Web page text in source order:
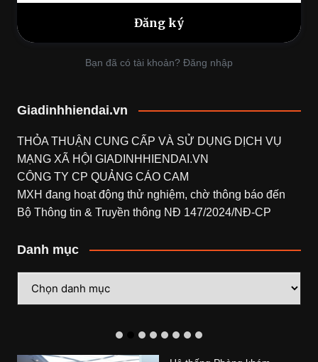
Bạn đã có tài khoản? Đăng nhập
Giadinhhiendai.vn
THỎA THUẬN CUNG CẤP VÀ SỬ DỤNG DỊCH VỤ
MẠNG XÃ HỘI GIADINHHIENDAI.VN
CÔNG TY CP QUẢNG CÁO CAM
MXH đang hoạt động thử nghiệm, chờ thông báo đến
Bộ Thông tin & Truyền thông NĐ 147/2024/NĐ-CP
Danh mục
mục